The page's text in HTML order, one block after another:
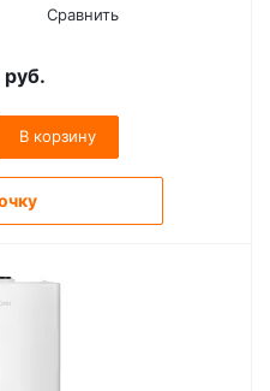
Сравнить
руб.
В корзину